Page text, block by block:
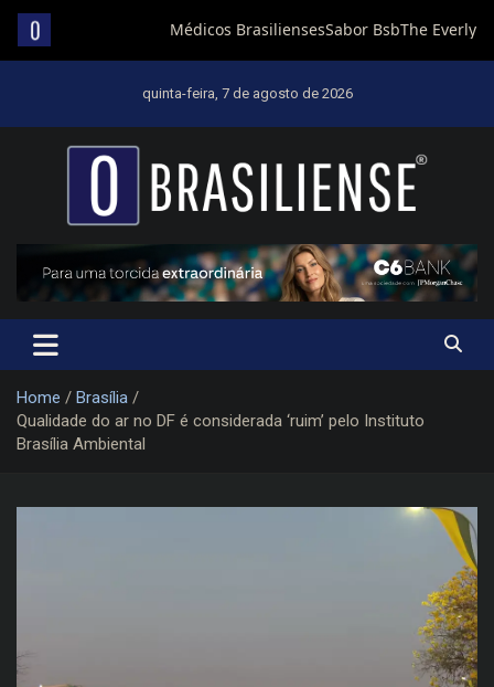
quinta-feira, 7 de agosto de 2026
Um diário de notícias que trabalha por Brasília
Home
Brasília
Qualidade do ar no DF é considerada ‘ruim’ pelo Instituto
Brasília Ambiental